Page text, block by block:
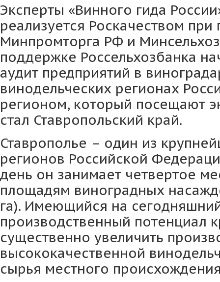
Эксперты «Винного гида
реализуется Роскачеством
Минпромторга РФ и
поддержке Россельхозбанка
аудит предприятий в
винодельческих регионах
регионом, который посещают
стал Ставропольский край.
Ставрополье – один из
регионов Российской
день он занимает четвертое
площадям виноградных
га). Имеющийся на
производственный потенциал
существенно увеличить
высококачественной
сырья местного